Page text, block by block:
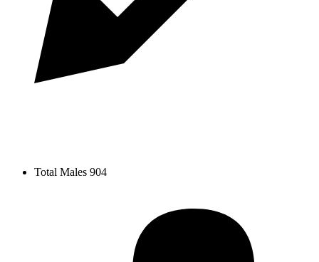
Total Males 904